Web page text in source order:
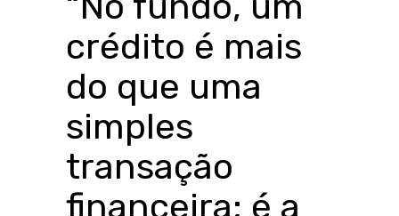
crédito é mais
do que uma
simples
transação
financeira; é a